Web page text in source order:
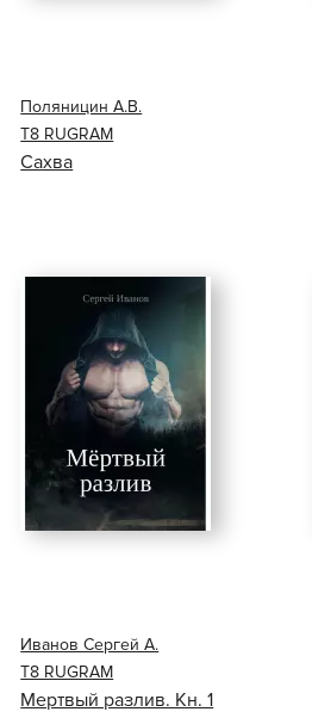
Сахва
Поляницин А.В.
Т8 RUGRAM
Мертвый разлив. Кн. 1
Иванов Сергей А.
Т8 RUGRAM